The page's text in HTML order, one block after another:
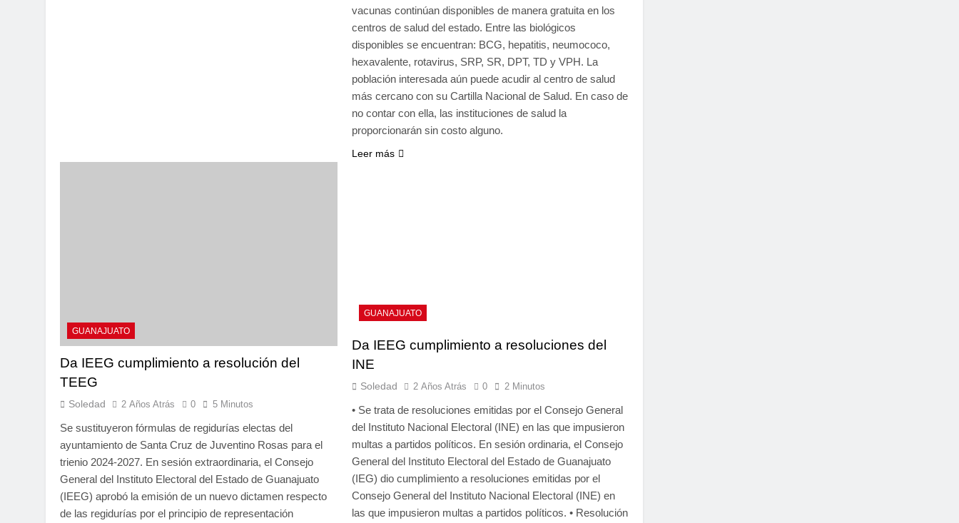
vacunas continúan disponibles de manera gratuita en los
centros de salud del estado. Entre las biológicos
disponibles se encuentran: BCG, hepatitis, neumococo,
hexavalente, rotavirus, SRP, SR, DPT, TD y VPH. La
población interesada aún puede acudir al centro de salud
más cercano con su Cartilla Nacional de Salud. En caso de
no contar con ella, las instituciones de salud la
proporcionarán sin costo alguno.
Leer más
GUANAJUATO
Da IEEG cumplimiento a resolución del
TEEG
Soledad 2 Años Atrás 0 5 Minutos
Se sustituyeron fórmulas de regidurías electas del
ayuntamiento de Santa Cruz de Juventino Rosas para el
trienio 2024-2027. En sesión extraordinaria, el Consejo
General del Instituto Electoral del Estado de Guanajuato
(IEEG) aprobó la emisión de un nuevo dictamen respecto
de las regidurías por el principio de representación
GUANAJUATO
Da IEEG cumplimiento a resoluciones del
INE
Soledad 2 Años Atrás 0 2 Minutos
• Se trata de resoluciones emitidas por el Consejo General
del Instituto Nacional Electoral (INE) en las que impusieron
multas a partidos políticos. En sesión ordinaria, el Consejo
General del Instituto Electoral del Estado de Guanajuato
(IEG) dio cumplimiento a resoluciones emitidas por el
Consejo General del Instituto Nacional Electoral (INE) en
las que impusieron multas a partidos políticos. • Resolución